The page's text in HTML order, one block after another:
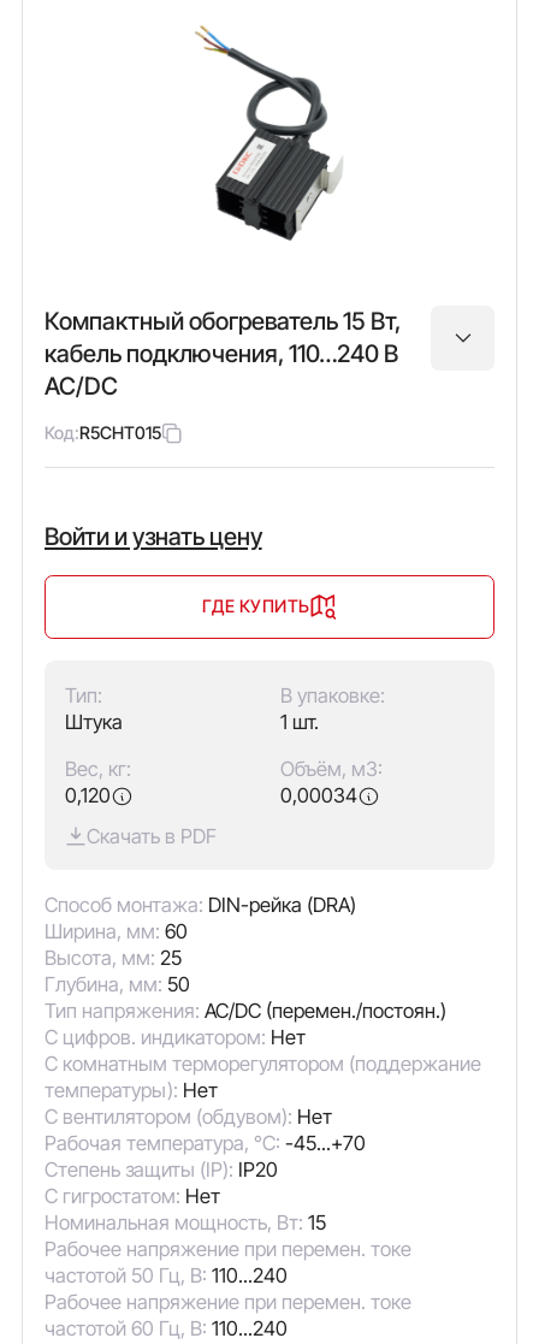
Компактный обогреватель 15 Вт,
кабель подключения, 110…240 В
AC/DC
Код:R5CHT015
Войти и узнать цену
ГДЕ КУПИТЬ
Тип:
Штука
В упаковке:
1 шт.
Вес, кг:
0,120
Объём, м3:
0,00034
Скачать в PDF
Способ монтажа: DIN-рейка (DRA)
Ширина, мм: 60
Высота, мм: 25
Глубина, мм: 50
Тип напряжения: AC/DC (перемен./постоян.)
С цифров. индикатором: Нет
С комнатным терморегулятором (поддержание
температуры): Нет
С вентилятором (обдувом): Нет
Рабочая температура, °C: -45...+70
Степень защиты (IP): IP20
С гигростатом: Нет
Номинальная мощность, Вт: 15
Рабочее напряжение при перемен. токе
частотой 50 Гц, В: 110...240
Рабочее напряжение при перемен. токе
частотой 60 Гц, В: 110...240